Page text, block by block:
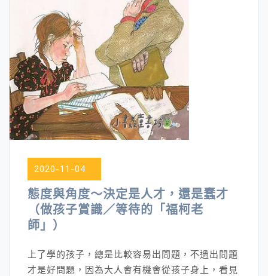
2020-11-04
態度與角度～決定是人才，還是蠢才
（做孩子賞識／等待的「福柯老
師」）
上了學的孩子，總是比較容易出問題，不過出問題
才是好問題，因為大人會有機會從孩子身上，看見